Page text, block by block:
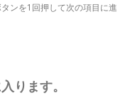
ンを1回押して次の項目に進
ります。